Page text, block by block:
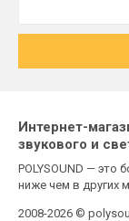
Интернет-
звукового и
POLYSOUND — это
ниже чем в других
2008-2026 ©